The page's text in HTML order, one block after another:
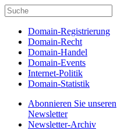
Domain-Registrierung
Domain-Recht
Domain-Handel
Domain-Events
Internet-Politik
Domain-Statistik
Abonnieren Sie unseren
Newsletter
Newsletter-Archiv